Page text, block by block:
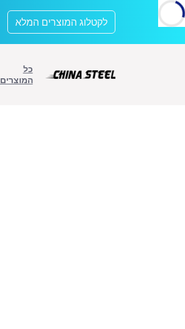
לתוכן
לקטלוג המוצרים המלא
כל
המוצרים